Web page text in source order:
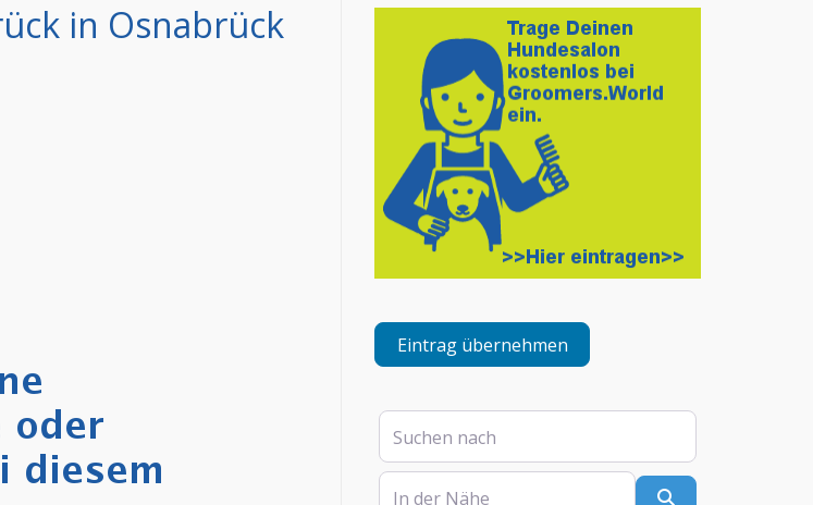
in Osnabrück
Eintrag übernehmen
Suchen nach
In der Nähe